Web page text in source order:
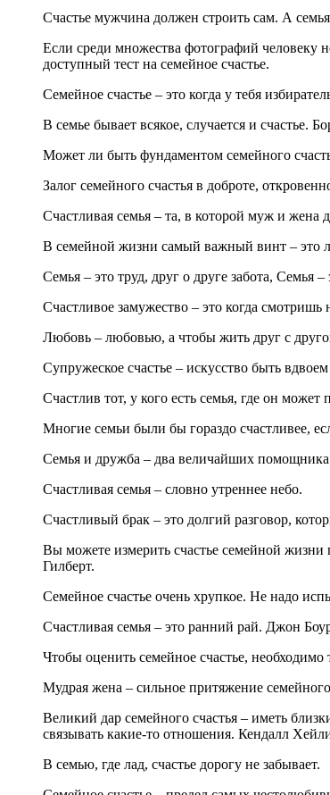
Счастье мужчина должен строить сам. А
Если среди множества фотографий человеку
доступный тест на семейное счастье.
Семейное счастье – это когда у тебя
В семье бывает всякое, случается и счастье.
Может ли быть фундаментом семейного
Залог семейного счастья в доброте,
Счастливая семья – та, в которой муж и
В семейной жизни самый важный винт – это
Семья – это труд, друг о друге забота,
Счастливое замужество – это когда
Любовь – любовью, а чтобы жить друг с
Супружеское счастье – искусство быть
Счастлив тот, у кого есть семья, где он
Многие семьи были бы гораздо счастливее,
Семья и дружба – два величайших
Счастливая семья – словно утреннее небо.
Счастливый брак – это долгий разговор,
Вы можете измерить счастье семейной
Гилберт.
Семейное счастье очень хрупкое. Не надо
Счастливая семья – это ранний рай. Джон
Чтобы оценить семейное счастье,
Мудрая жена – сильное притяжение
Великий дар семейного счастья – иметь
связывать какие-то отношения. Кендалл
В семью, где лад, счастье дорогу не забывает.